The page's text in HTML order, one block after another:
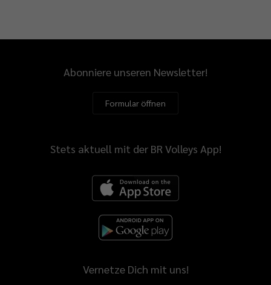
Abonniere unseren Newsletter!
Formular öffnen
Stets aktuell mit der BR Volleys App!
Vernetze Dich mit uns!